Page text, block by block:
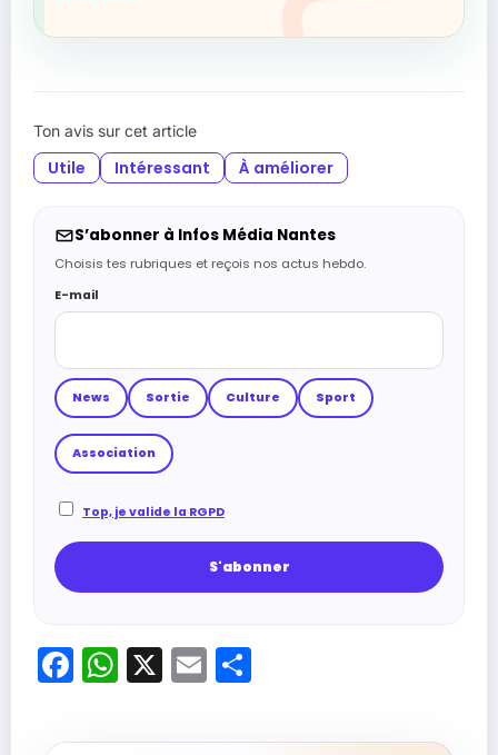
Ton avis sur cet article
Utile Intéressant À améliorer
S’abonner à Infos Média Nantes
Choisis tes rubriques et reçois nos actus hebdo.
E-mail
News Sortie Culture Sport
Association
Top, je valide la RGPD
Facebook
WhatsApp
X Email